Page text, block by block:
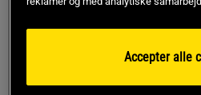
Accepter alle